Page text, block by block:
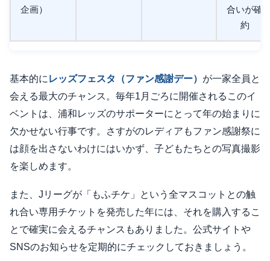
企画）
合いが確
約
基本的に レッズフェスタ（ファン感謝デー） が一家全員と
会える最大のチャンス。毎年1月ごろに開催されるこのイ
ベントは、浦和レッズのサポーターにとって年の始まりに
欠かせない行事です。さすがのレディアもファン感謝祭に
は顔を出さないわけにはいかず、子どもたちとの写真撮影
を楽しめます。
また、Jリーグが「もふチケ」という全マスコットとの触
れ合い専用チケットを発売した年には、それを購入するこ
とで確実に会えるチャンスもありました。公式サイトや
SNSのお知らせを定期的にチェックしておきましょう。